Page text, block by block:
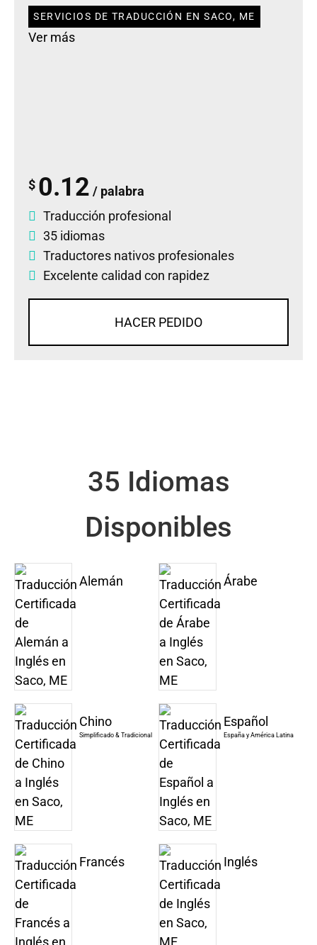
SERVICIOS DE TRADUCCIÓN EN SACO, ME
Ver más
$ 0.12 / palabra
Traducción profesional
35 idiomas
Traductores nativos profesionales
Excelente calidad con rapidez
HACER PEDIDO
35 Idiomas
Disponibles
Alemán Árabe
Chino
Simplificado & Tradicional
Español
España y América Latina
Francés Inglés